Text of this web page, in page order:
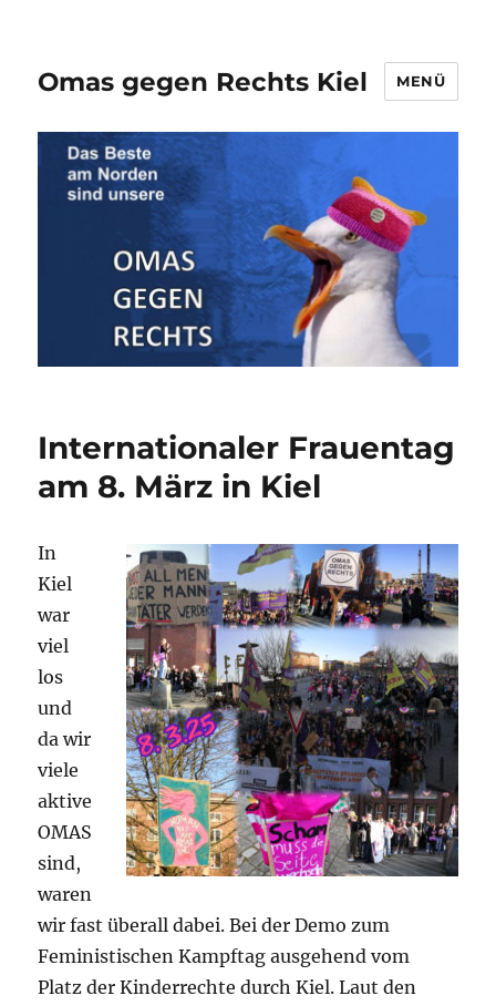
Omas gegen Rechts Kiel MENÜ
Internationaler Frauentag
am 8. März in Kiel
In
Kiel
war
viel
los
und
da wir
viele
aktive
OMAS
sind,
waren
wir fast überall dabei. Bei der Demo zum
Feministischen Kampftag ausgehend vom
Platz der Kinderrechte durch Kiel. Laut den